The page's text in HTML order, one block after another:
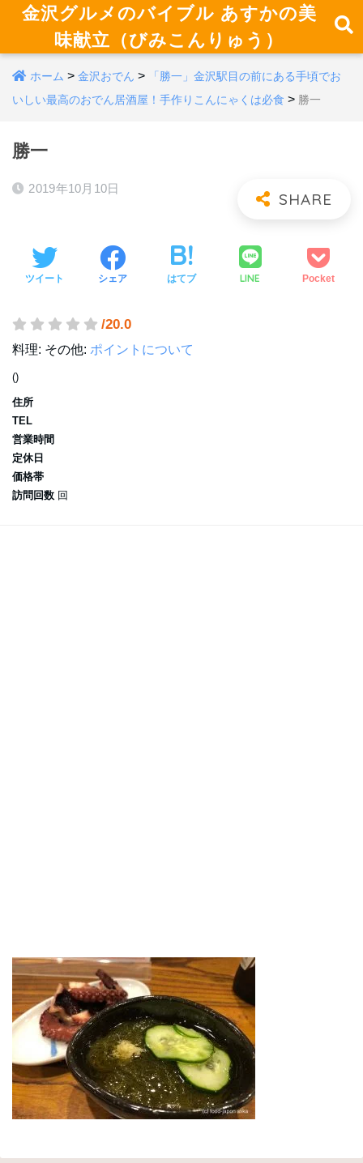
金沢グルメのバイブル あすかの美
味献立（びみこんりゅう）
ホーム > 金沢おでん >
「勝一」金沢駅目の前にある手頃でお
いしい最高のおでん居酒屋！手作りこんにゃくは必食 > 勝一
勝一
2019年10月10日
ツイート シェア はてブ LINE Pocket
/20.0
料理: その他: ポイントについて
()
住所
TEL
営業時間
定休日
価格帯
訪問回数 回